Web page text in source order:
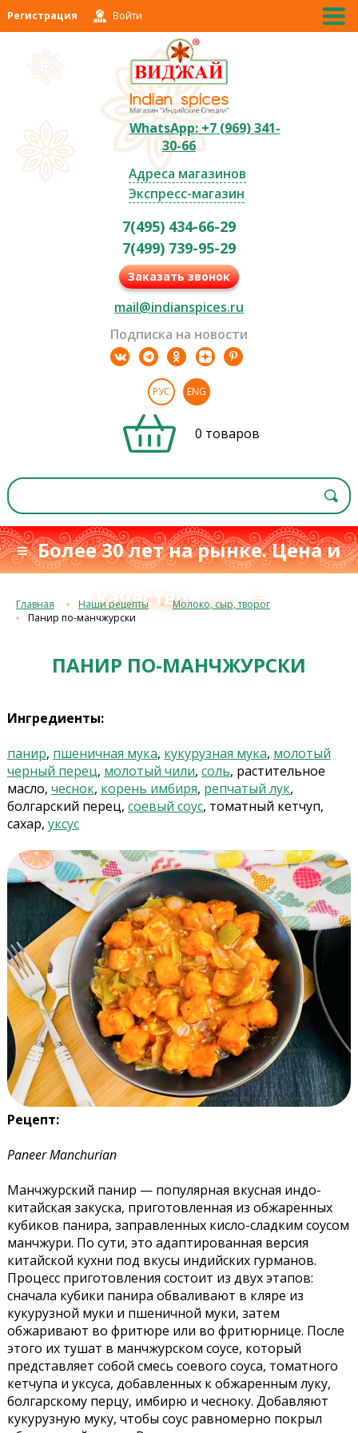
Регистрация Войти
WhatsApp: +7 (969) 341-
30-66
Адреса магазинов
Экспресс-магазин
7(495) 434-66-29
7(499) 739-95-29
Заказать звонок
mail@indianspices.ru
Подписка на новости
РУС ENG
0 товаров
≡ Более 30 лет на рынке. Цена и
качествос 1993 г.≡
Главная Наши рецепты
Молоко, сыр, творог
Панир по-манчжурски
ПАНИР ПО-МАНЧЖУРСКИ
Ингредиенты:
панир, пшеничная мука, кукурузная мука, молотый
черный перец, молотый чили, соль, растительное
масло, чеснок, корень имбиря, репчатый лук,
болгарский перец, соевый соус, томатный кетчуп,
сахар, уксус
Рецепт:
Paneer Manchurian
Манчжурский панир — популярная вкусная индо-
китайская закуска, приготовленная из обжаренных
кубиков панира, заправленных кисло-сладким соусом
манчжури. По сути, это адаптированная версия
китайской кухни под вкусы индийских гурманов.
Процесс приготовления состоит из двух этапов:
сначала кубики панира обваливают в кляре из
кукурузной муки и пшеничной муки, затем
обжаривают во фритюре или во фритюрнице. После
этого их тушат в манчжурском соусе, который
представляет собой смесь соевого соуса, томатного
кетчупа и уксуса, добавленных к обжаренным луку,
болгарскому перцу, имбирю и чесноку. Добавляют
кукурузную муку, чтобы соус равномерно покрыл